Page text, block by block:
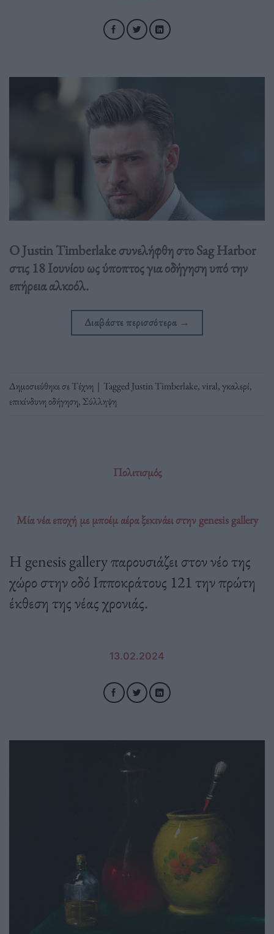
Ο Justin Timberlake συνελήφθη στο Sag Harbor
στις 18 Ιουνίου ως ύποπτος για οδήγηση υπό την
επήρεια αλκοόλ.
Διαβάστε περισσότερα →
Δημοσιεύθηκε σεΤέχνη | TaggedJustin Timberlake,viral,γκαλερί,
επικίνδυνη οδήγηση, Σύλληψη
Πολιτισμός
Μία νέα εποχή με μποέμ αέρα ξεκινάει στην genesis gallery
Η genesis gallery παρουσιάζει στον νέο της
χώρο στην οδό Ιπποκράτους 121 την πρώτη
έκθεση της νέας χρονιάς.
13.02.2024